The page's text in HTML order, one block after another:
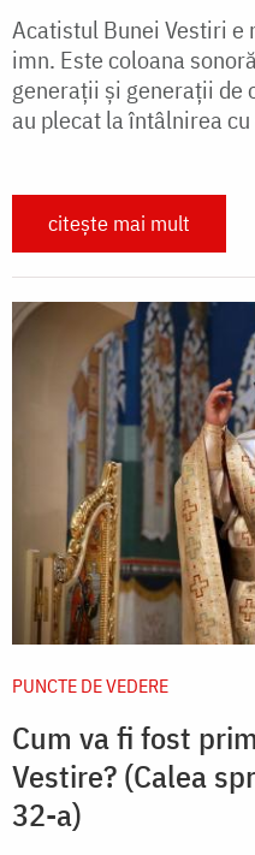
Acatistul Bunei Vestiri e
imn. Este coloana
generații și generații de
au plecat la întâlnirea
citește mai mult
PUNCTE DE VEDERE
Cum va fi fost
Vestire? (Calea
32-a)